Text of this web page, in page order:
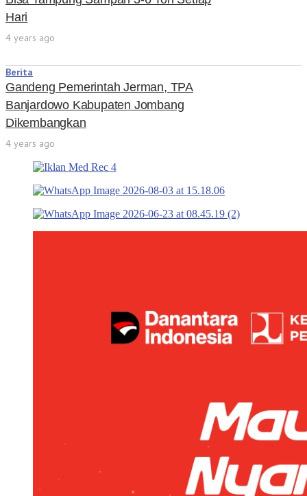
Hari
4 years ago
Berita
Gandeng Pemerintah Jerman, TPA
Banjardowo Kabupaten Jombang
Dikembangkan
4 years ago